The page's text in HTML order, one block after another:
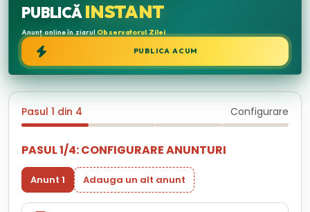
PUBLICĂINSTANT
Anunț online în ziarulObservatorul Zilei
PUBLICA ACUM
Pasul 1 din 4 Configurare
PASUL 1/4: CONFIGURARE ANUNTURI
Anunt 1 Adauga un alt anunt